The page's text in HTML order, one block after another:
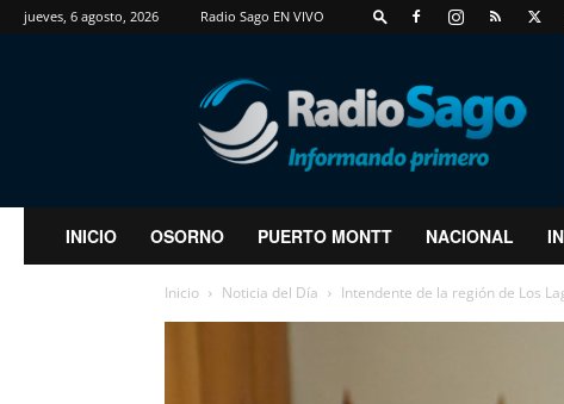
jueves, 6 agosto, 2026 Radio Sago EN VIVO
RadioSago
INICIO OSORNO PUERTO MONTT NACIONAL
Inicio Noticia del Día Intendente de la región de Los